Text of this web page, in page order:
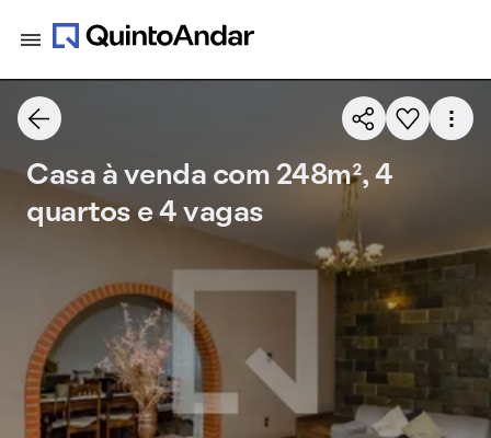
Casa à venda com 248m², 4
quartos e 4 vagas